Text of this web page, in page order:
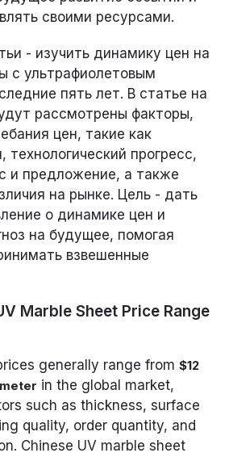
своими ресурсами.
- изучить динамику цен на
с ультрафиолетовым
пять лет. В статье на
рассмотрены факторы,
цен, такие как
технологический прогресс,
и предложение, а также
на рынке. Цель - дать
о динамике цен и
на будущее, помогая
взвешенные
Marble Sheet Price Range
generally range from$12
in the global market,
such as thickness, surface
quality, order quantity, and
Chinese UV marble sheet